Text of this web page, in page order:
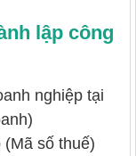
lập công
nghiệp tại
số thuế)